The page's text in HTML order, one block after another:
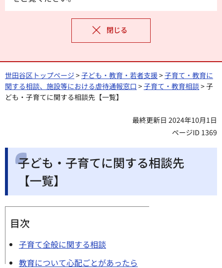
閉じる
世田谷区トップページ >子ども・教育・若者支援>子育て・教育に
関する相談、施設等における虐待通報窓口 >子育て・教育相談> 子
ども・子育てに関する相談先【一覧】
最終更新日 2024年10月1日
ページID 1369
子ども・子育てに関する相談先
【一覧】
目次
子育て全般に関する相談
教育について心配ごとがあったら